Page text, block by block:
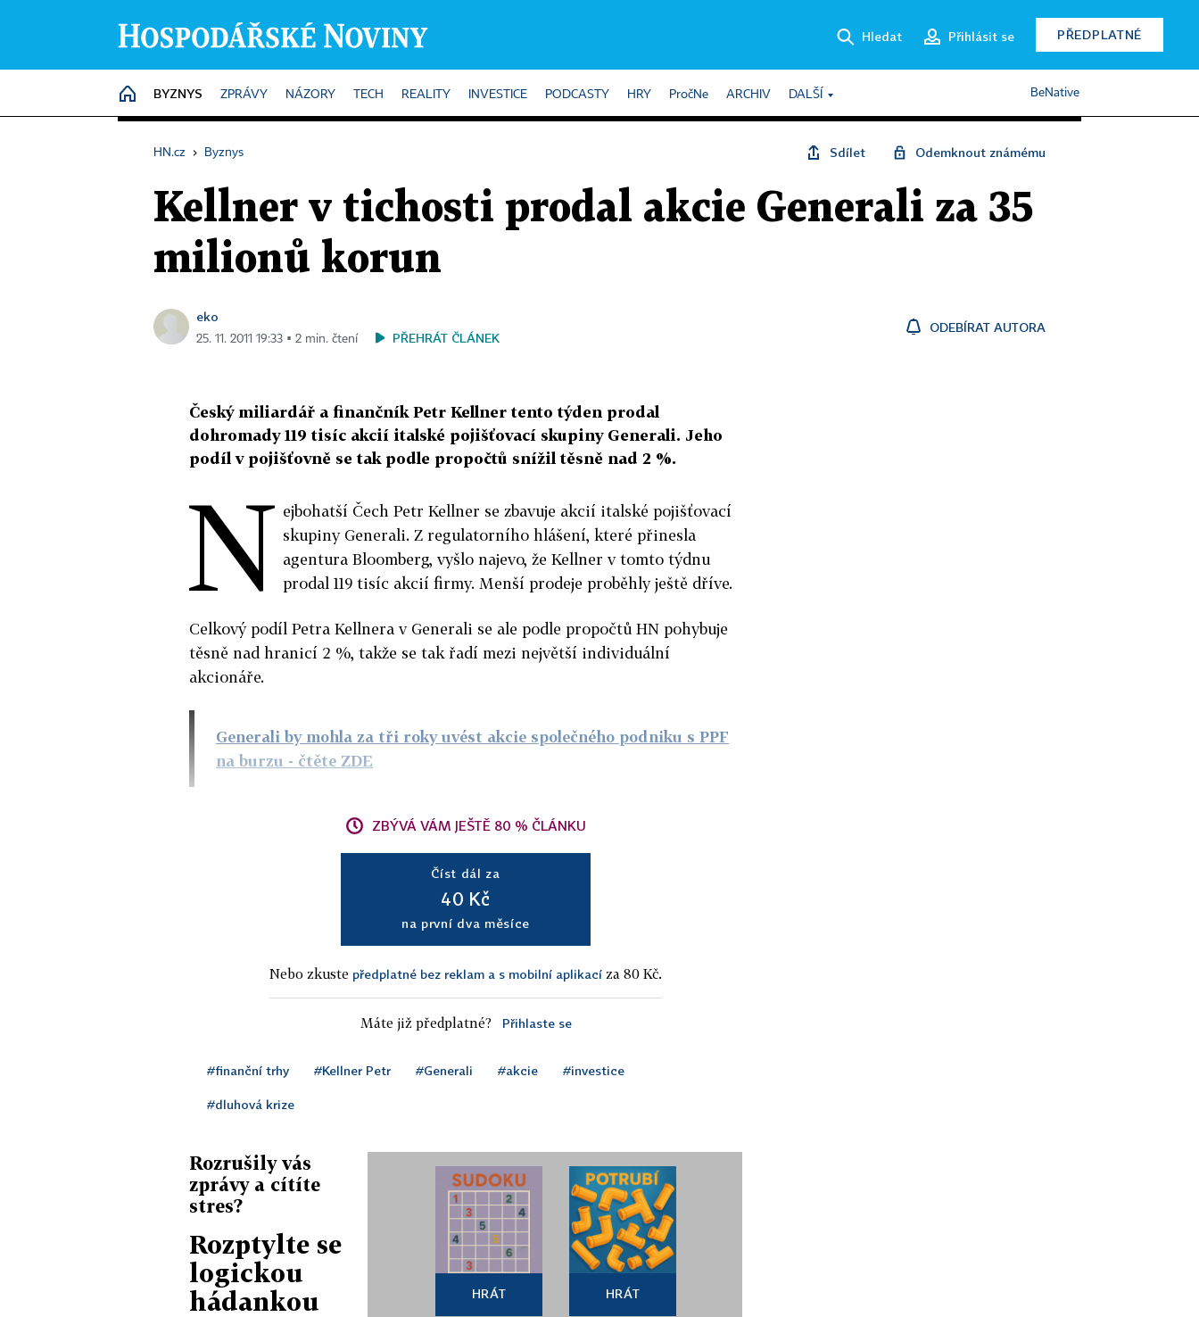
Hledat Přihlásit se PŘEDPLATNÉ
HOME
BYZNYS ZPRÁVY NÁZORY TECH REALITY INVESTICE PODCASTY HRY PročNe ARCHIV DALŠÍ BeNative
HN.cz › Byznys Sdílet Odemknout známému
Kellner v tichosti prodal akcie Generali za 35
milionů korun
eko
25. 11. 2011 19:33 ▪ 2 min. čtení PŘEHRÁT ČLÁNEK
ODEBÍRAT AUTORA
Český miliardář a finančník Petr Kellner tento týden prodal
dohromady 119 tisíc akcií italské pojišťovací skupiny Generali. Jeho
podíl v pojišťovně se tak podle propočtů snížil těsně nad 2 %.
N ejbohatší Čech Petr Kellner se zbavuje akcií italské pojišťovací
skupiny Generali. Z regulatorního hlášení, které přinesla
agentura Bloomberg, vyšlo najevo, že Kellner v tomto týdnu
prodal 119 tisíc akcií firmy. Menší prodeje proběhly ještě dříve.
Celkový podíl Petra Kellnera v Generali se ale podle propočtů HN pohybuje
těsně nad hranicí 2 %, takže se tak řadí mezi největší individuální
akcionáře.
Generali by mohla za tři roky uvést akcie společného podniku s PPF
na burzu - čtěte ZDE
ZBÝVÁ VÁM JEŠTĚ 80 % ČLÁNKU
Číst dál za
40 Kč
na první dva měsíce
Nebo zkuste předplatné bez reklam a s mobilní aplikací za 80 Kč.
Máte již předplatné? Přihlaste se
#finanční trhy #Kellner Petr #Generali #akcie #investice
#dluhová krize
Rozrušily vás
zprávy a cítíte
stres?
Rozptylte se
logickou
hádankou
HRÁT HRÁT